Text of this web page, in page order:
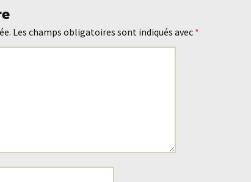
Les champs obligatoires sont indiqués avec *